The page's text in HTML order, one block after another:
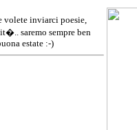
volete inviarci poesie,
saremo sempre ben
estate :-)